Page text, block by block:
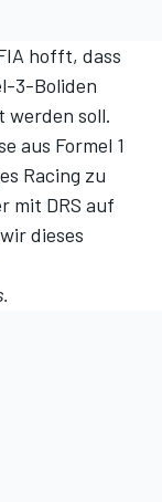
hofft, dass
3-Boliden
soll.
aus Formel 1
Racing zu
mit DRS auf
dieses
.